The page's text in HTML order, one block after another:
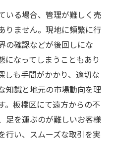
いる場合、管理が難しく売
りません。現地に頻繁に行
の確認などが後回しにな
になってしまうこともあり
しも手間がかかり、適切な
知識と地元の市場動向を理
。板橋区にて遠方からの不
足を運ぶのが難しいお客様
行い、スムーズな取引を実